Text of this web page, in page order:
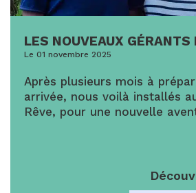
LES NOUVEAUX GÉRANTS
Le 01 novembre 2025
Après plusieurs mois à
arrivée, nous voilà installés
Rêve, pour une nouvelle